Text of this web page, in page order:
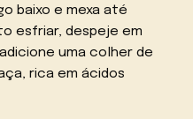
baixo e mexa até
esfriar, despeje em
uma colher de
rica em ácidos